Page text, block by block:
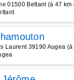
01500 Bettant (à 47 km
Laurent 39190 Augea